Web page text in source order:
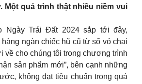
Một quá trình thật nhiều niềm vui
Ngày Trái Đất 2024 sắp tới đây,
ngàn chiếc hũ cũ từ số vỏ chai
về cho chúng tôi trong chương trình
sản phẩm mới”, bên cạnh những
không đạt tiêu chuẩn trong quá